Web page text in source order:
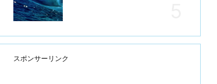
スポンサーリンク